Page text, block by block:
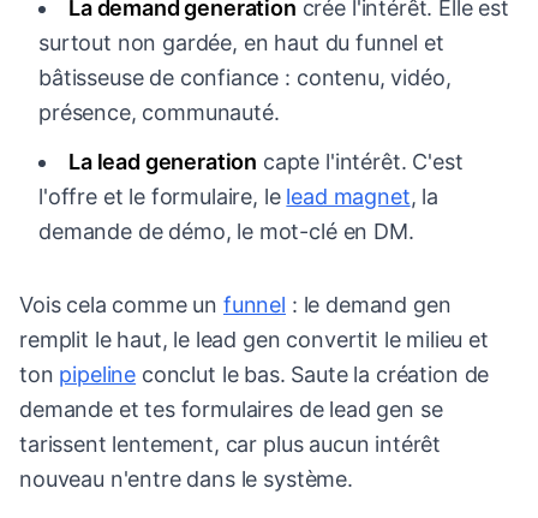
La demand generation crée l'intérêt. Elle est
surtout non gardée, en haut du funnel et
bâtisseuse de confiance : contenu, vidéo,
présence, communauté.
La lead generation capte l'intérêt. C'est
l'offre et le formulaire, le lead magnet, la
demande de démo, le mot-clé en DM.
Vois cela comme un funnel : le demand gen
remplit le haut, le lead gen convertit le milieu et
ton pipeline conclut le bas. Saute la création de
demande et tes formulaires de lead gen se
tarissent lentement, car plus aucun intérêt
nouveau n'entre dans le système.